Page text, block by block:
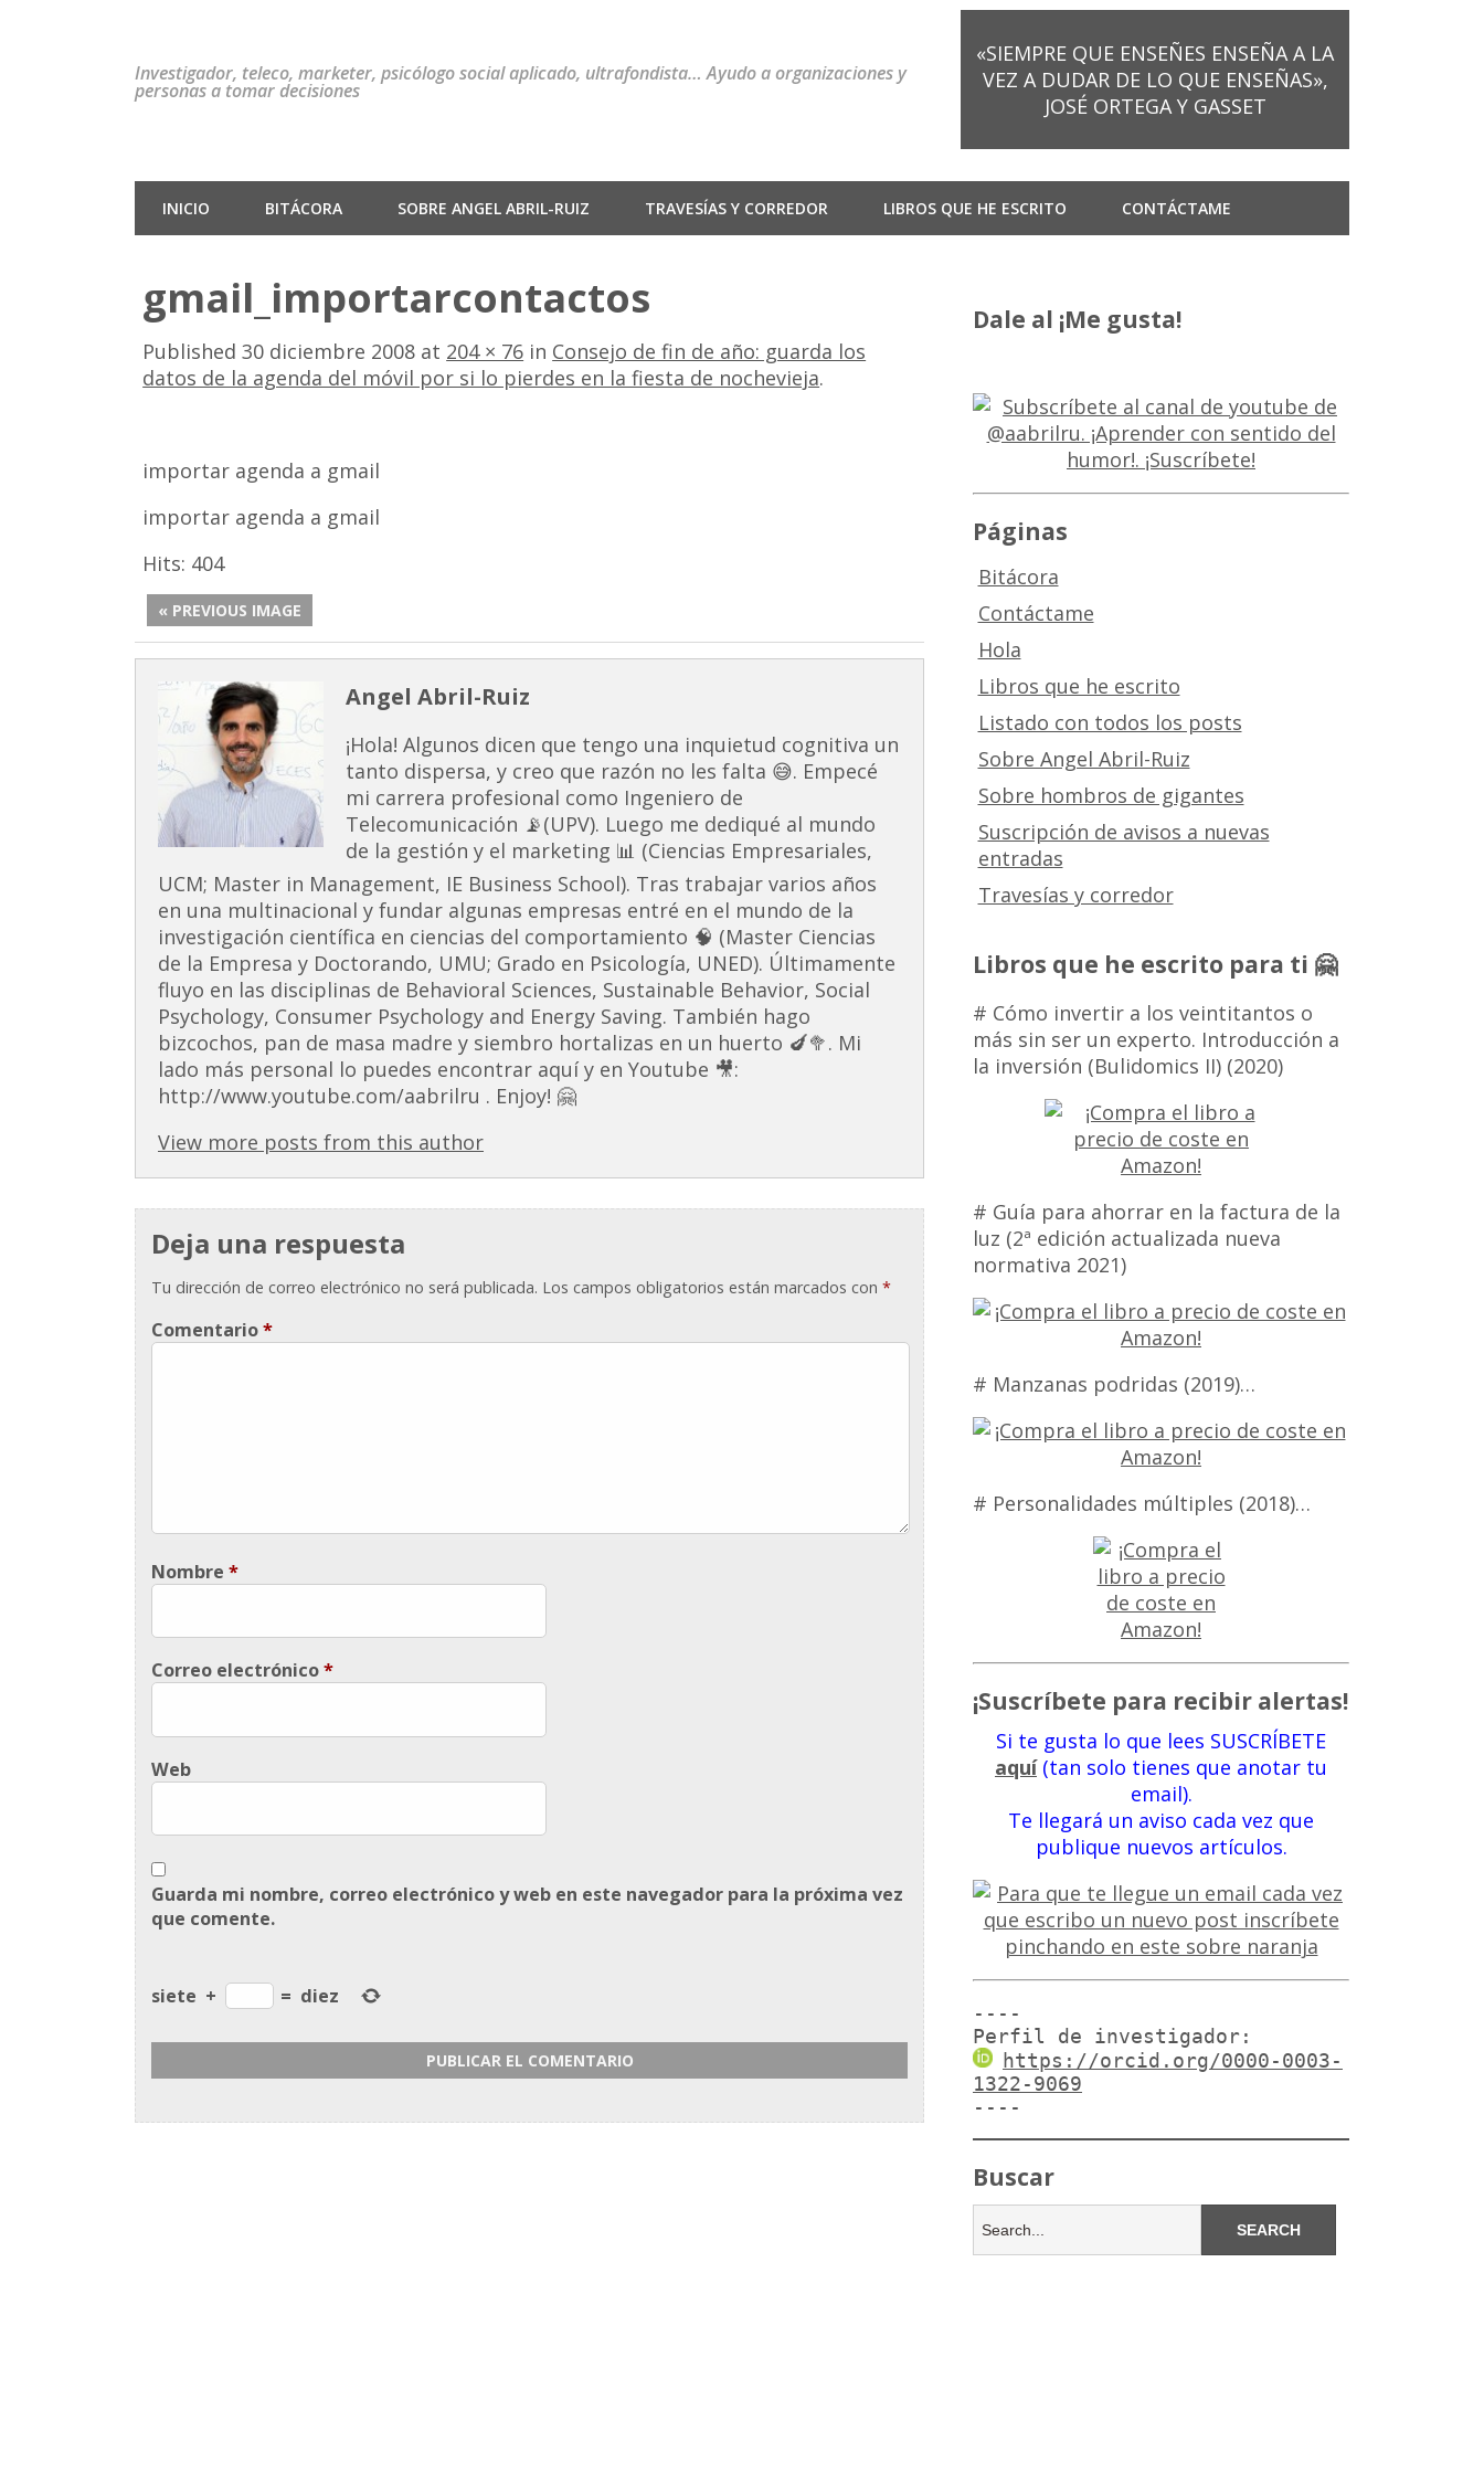
Investigador, teleco, marketer, psicólogo social aplicado, ultrafondista… Ayudo a organizaciones y
personas a tomar decisiones
«SIEMPRE QUE ENSEÑES ENSEÑA A LA
VEZ A DUDAR DE LO QUE ENSEÑAS»,
JOSÉ ORTEGA Y GASSET
INICIO BITÁCORA SOBRE ANGEL ABRIL-RUIZ TRAVESÍAS Y CORREDOR LIBROS QUE HE ESCRITO CONTÁCTAME
gmail_importarcontactos
Published30 diciembre 2008 at 204 × 76 in Consejo de fin de año: guarda los
datos de la agenda del móvil por si lo pierdes en la fiesta de nochevieja.
importar agenda a gmail
importar agenda a gmail
Hits: 404
« PREVIOUS IMAGE
Angel Abril-Ruiz
¡Hola! Algunos dicen que tengo una inquietud cognitiva un
tanto dispersa, y creo que razón no les falta 😅. Empecé
mi carrera profesional como Ingeniero de
Telecomunicación 📡(UPV). Luego me dediqué al mundo
de la gestión y el marketing 📊 (Ciencias Empresariales,
UCM; Master in Management, IE Business School). Tras trabajar varios años
en una multinacional y fundar algunas empresas entré en el mundo de la
investigación científica en ciencias del comportamiento 🧠 (Master Ciencias
de la Empresa y Doctorando, UMU; Grado en Psicología, UNED). Últimamente
fluyo en las disciplinas de Behavioral Sciences, Sustainable Behavior, Social
Psychology, Consumer Psychology and Energy Saving. También hago
bizcochos, pan de masa madre y siembro hortalizas en un huerto 🍆🥦. Mi
lado más personal lo puedes encontrar aquí y en Youtube 🎥:
http://www.youtube.com/aabrilru . Enjoy! 🤗
View more posts from this author
Deja una respuesta
Tu dirección de correo electrónico no será publicada. Los campos obligatorios están marcados con*
Comentario*
Nombre*
Correo electrónico*
Web
Guarda mi nombre, correo electrónico y web en este navegador para la próxima vez
que comente.
siete + = diez
Dale al ¡Me gusta!
Páginas
Bitácora
Contáctame
Hola
Libros que he escrito
Listado con todos los posts
Sobre Angel Abril-Ruiz
Sobre hombros de gigantes
Suscripción de avisos a nuevas
entradas
Travesías y corredor
Libros que he escrito para ti 🤗
# Cómo invertir a los veintitantos o
más sin ser un experto. Introducción a
la inversión (Bulidomics II) (2020)
# Guía para ahorrar en la factura de la
luz (2ª edición actualizada nueva
normativa 2021)
# Manzanas podridas (2019)…
# Personalidades múltiples (2018)…
¡Suscríbete para recibir alertas!
Si te gusta lo que lees SUSCRÍBETE
aquí(tan solo tienes que anotar tu
email).
Te llegará un aviso cada vez que
publique nuevos artículos.
----
Perfil de investigador:
https://orcid.org/0000-0003-
1322-9069
----
Buscar